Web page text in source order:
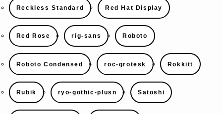
Reckless Standard Red Hat Display
Red Rose rig-sans Roboto
Roboto Condensed roc-grotesk Rokkitt
Rubik ryo-gothic-plusn Satoshi